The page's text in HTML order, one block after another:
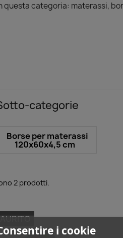
questa categoria: materassi,
categorie
Borse per materassi
120x60x4,5 cm
2 prodotti.
i cookie